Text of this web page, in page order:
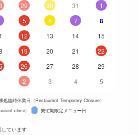
29 30 31
1
5 6 7 8
12 13 14
15
19 20 21
22
26 27 28
29
2 3 4 5
処臨時休業日（Restaurant Temporary Closure）
close)
繁忙期限定メニュー日
ています